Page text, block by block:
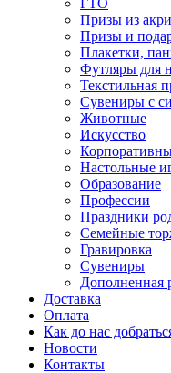
ГТО
Призы из
Призы и
Плакетки,
Футляры для
Текстильная
Сувениры с
Животные
Искусство
Настольные
Образование
Профессии
Праздники
Семейные
Гравировка
Сувениры
Дополненная
Доставка
Оплата
Как до нас
Новости
Контакты